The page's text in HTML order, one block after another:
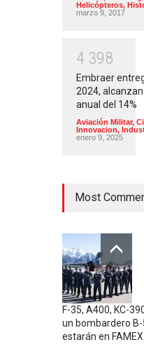
Helicópteros,
marzo 9, 2017
4 398
Embraer
2024,
anual del 14%
Aviación Militar,
Innovacion,
enero 9, 2025
Most
F-35, A400, KC-
un bombardero
estarán en